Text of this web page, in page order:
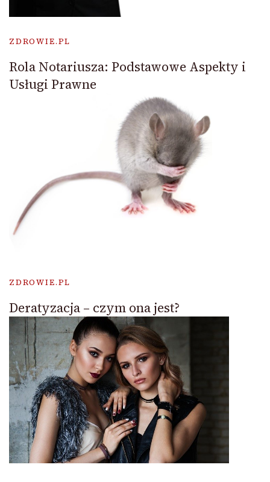
ZDROWIE.PL
Rola Notariusza: Podstawowe Aspekty i
Usługi Prawne
ZDROWIE.PL
Deratyzacja – czym ona jest?